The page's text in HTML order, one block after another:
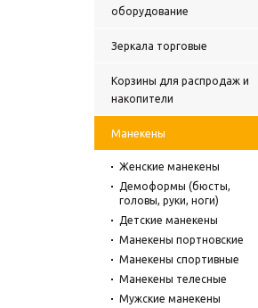
оборудование
Зеркала торговые
Корзины для распродаж и
накопители
Манекены
Женские манекены
Демоформы (бюсты,
головы, руки, ноги)
Детские манекены
Манекены портновские
Манекены спортивные
Манекены телесные
Мужские манекены